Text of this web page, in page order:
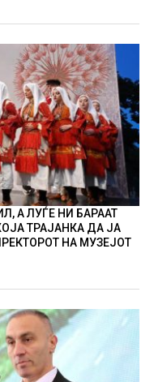
А ЛУЃЕ НИ БАРААТ
ТРАЈАНКА ДА ЈА
НА МУЗЕЈОТ